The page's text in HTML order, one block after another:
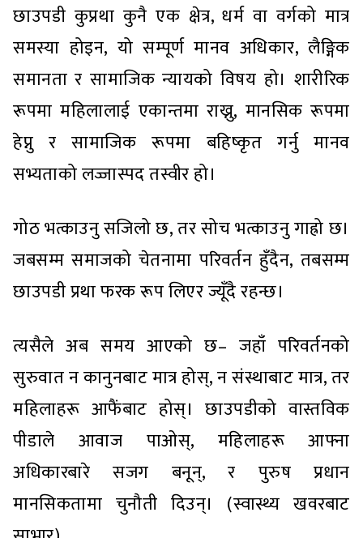
छाउपडी कुप्रथा कुनै एक क्षेत्र, धर्म वा वर्गको मात्र
समस्या होइन, यो सम्पूर्ण मानव अधिकार, लैङ्गिक
समानता र सामाजिक न्यायको विषय हो। शारीरिक
रूपमा महिलालाई एकान्तमा राख्नु, मानसिक रूपमा
हेप्नु र सामाजिक रूपमा बहिष्कृत गर्नु मानव
सभ्यताको लज्जास्पद तस्वीर हो।
गोठ भत्काउनु सजिलो छ, तर सोच भत्काउनु गाह्रो छ।
जबसम्म समाजको चेतनामा परिवर्तन हुँदैन, तबसम्म
छाउपडी प्रथा फरक रूप लिएर ज्यूँदै रहन्छ।
त्यसैले अब समय आएको छ– जहाँ परिवर्तनको
सुरुवात न कानुनबाट मात्र होस्, न संस्थाबाट मात्र, तर
महिलाहरू आफैंबाट होस्। छाउपडीको वास्तविक
पीडाले आवाज पाओस्, महिलाहरू आफ्ना
अधिकारबारे सजग बनून्, र पुरुष प्रधान
मानसिकतामा चुनौती दिउन्। (स्वास्थ्य खवरबाट